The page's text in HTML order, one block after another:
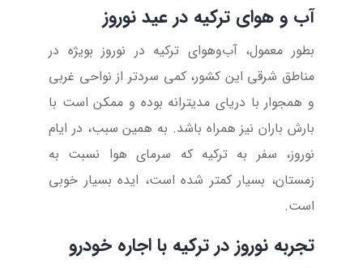
آب و هوای ترکیه در عید نوروز
بطور معمول، آب‌و‌هوای ترکیه در نوروز بویژه در
مناطق شرقی این کشور، کمی سردتر از نواحی غربی
و همجوار با دریای مدیترانه بوده و ممکن است با
بارش باران نیز همراه باشد. به همین سبب، در ایام
نوروز، سفر به ترکیه که سرمای هوا نسبت به
زمستان، بسیار کمتر شده است، ایده بسیار خوبی
است.
تجربه نوروز در ترکیه با اجاره خودرو